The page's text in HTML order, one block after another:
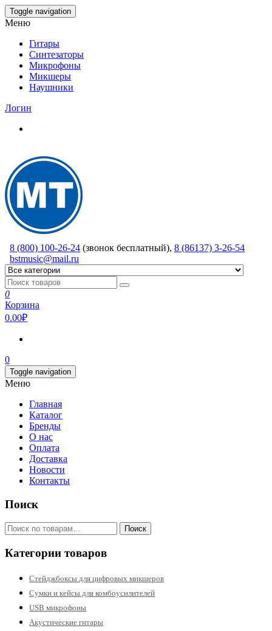
Skip
to
content
Toggle navigation
Меню
Гитары
Синтезаторы
Микрофоны
Микшеры
Наушники
Логин
8 (800) 100-26-24 (звонок бесплатный), 8 (86137) 3-26-54
bstmusic@mail.ru
0
Корзина
0.00₽
0
Toggle navigation
Меню
Главная
Каталог
Бренды
О нас
Оплата
Доставка
Новости
Контакты
Поиск
Искать: Поиск
Категории товаров
Стейджбоксы для цифровых микшеров
Сумки и кейсы для комбоусилителей
USB микрофоны
Акустические гитары